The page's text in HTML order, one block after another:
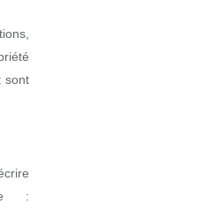
sont
: